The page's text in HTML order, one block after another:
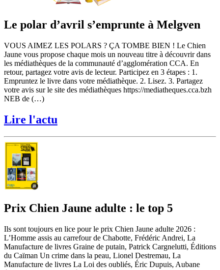
Le polar d’avril s’emprunte à Melgven
VOUS AIMEZ LES POLARS ? ÇA TOMBE BIEN ! Le Chien
Jaune vous propose chaque mois un nouveau titre à découvrir dans
les médiathèques de la communauté d’agglomération CCA. En
retour, partagez votre avis de lecteur. Participez en 3 étapes : 1.
Empruntez le livre dans votre médiathèque. 2. Lisez. 3. Partagez
votre avis sur le site des médiathèques https://mediatheques.cca.bzh
NEB de (…)
Lire l'actu
Prix Chien Jaune adulte : le top 5
Ils sont toujours en lice pour le prix Chien Jaune adulte 2026 :
L’Homme assis au carrefour de Chabotte, Frédéric Andrei, La
Manufacture de livres Graine de putain, Patrick Cargnelutti, Éditions
du Caïman Un crime dans la peau, Lionel Destremau, La
Manufacture de livres La Loi des oubliés, Éric Dupuis, Aubane